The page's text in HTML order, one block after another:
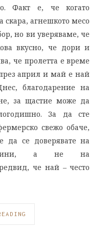
Факт е, че когато
скара, агнешкото месо
но ви уверяваме, че
вкусно, че дори и
че пролетта е време
април и май е най
благодарение на
за щастие може да
За да сте
свежо обаче,
да се доверявате на
а не на
че най – често